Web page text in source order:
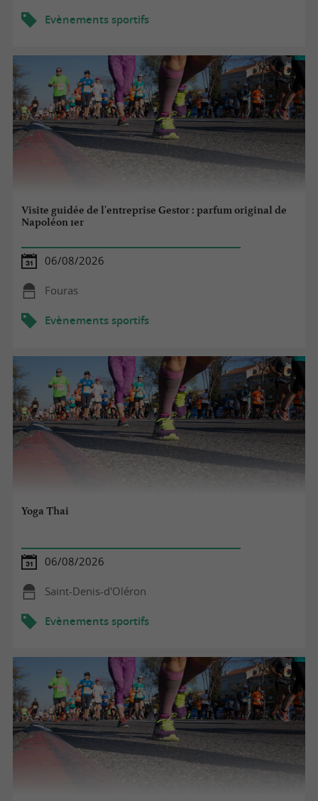
Evènements sportifs
Visite guidée de l'entreprise Gestor : parfum original de
Napoléon 1er
06/08/2026
Fouras
Evènements sportifs
Yoga Thai
06/08/2026
Saint-Denis-d'Oléron
Evènements sportifs